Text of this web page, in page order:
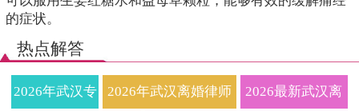
的症状。
热点解答
2026年武汉专 2026年武汉离婚律师 2026最新武汉离